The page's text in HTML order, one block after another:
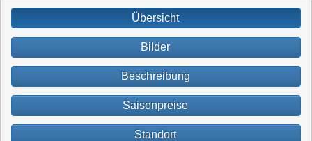
Übersicht
Bilder
Beschreibung
Saisonpreise
Standort